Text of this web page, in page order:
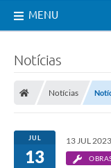
MENU
Notícias
Notícias
JUL
13
13 JUL 2023